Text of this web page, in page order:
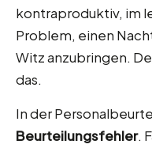
kontraproduktiv, im
Problem, einen
Witz anzubringen.
das.
In der
Beurteilungsfehler.